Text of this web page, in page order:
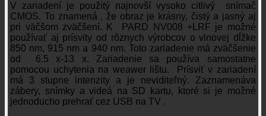
V zariadení je použitý najnovší vysoko citlivý snímač
CMOS. To znamená , že obraz je krásny, čistý a jasný aj
pri väčšom zväčšení. K PARD NV008 +LRF je možné
používať aj prísvity od rôznych výrobcov o vlnovej dĺžke
850 nm, 915 nm a 940 nm. Toto zariadenie má zväčšenie
od 6.5 x-13 x. Zariadenie sa používa samostatne
pomocou uchytenia na weawer lištu. Prísviť v zariadení
má 3 stupne intenzity a je neviditeľný. Zaznamenáva
zábery, snímky a videá na SD kartu, ktoré si je možné
jednoducho prehrať cez USB na TV .